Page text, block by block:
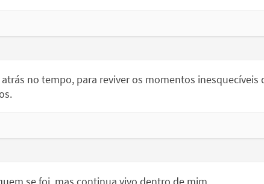
no tempo, para reviver os momentos inesquecíveis